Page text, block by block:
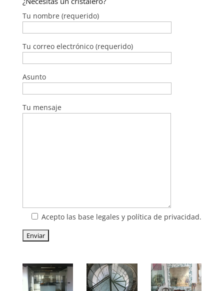
Tu nombre (requerido)
Tu correo electrónico (requerido)
Asunto
Tu mensaje
Acepto las base legales y política de privacidad.